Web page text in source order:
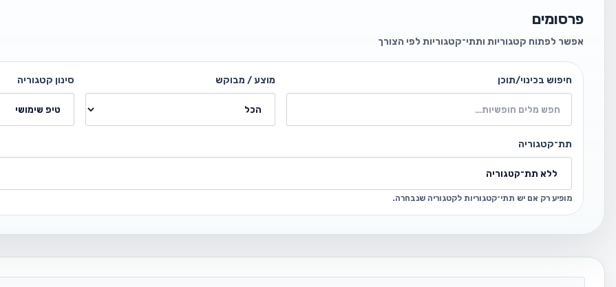
פרסומים
אפשר לפתוח קטגוריות ותתי־קטגוריות לפי הצורך
חיפוש בכינוי/תוכן מוצע / מבוקש סינון קטגוריה
תת־קטגוריה
מופיע רק אם יש תתי־קטגוריות לקטגוריה שנבחרה.